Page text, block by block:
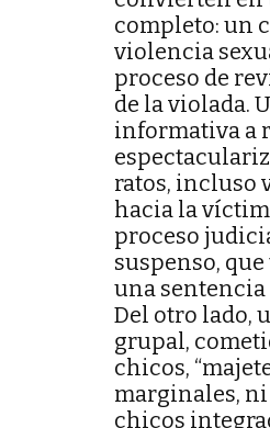
completo: un
violencia
proceso de
de la violada.
informativa a
ratos, incluso
hacia la
proceso
suspenso,
una
Del otro lado,
grupal,
chicos,
marginales,
chicos